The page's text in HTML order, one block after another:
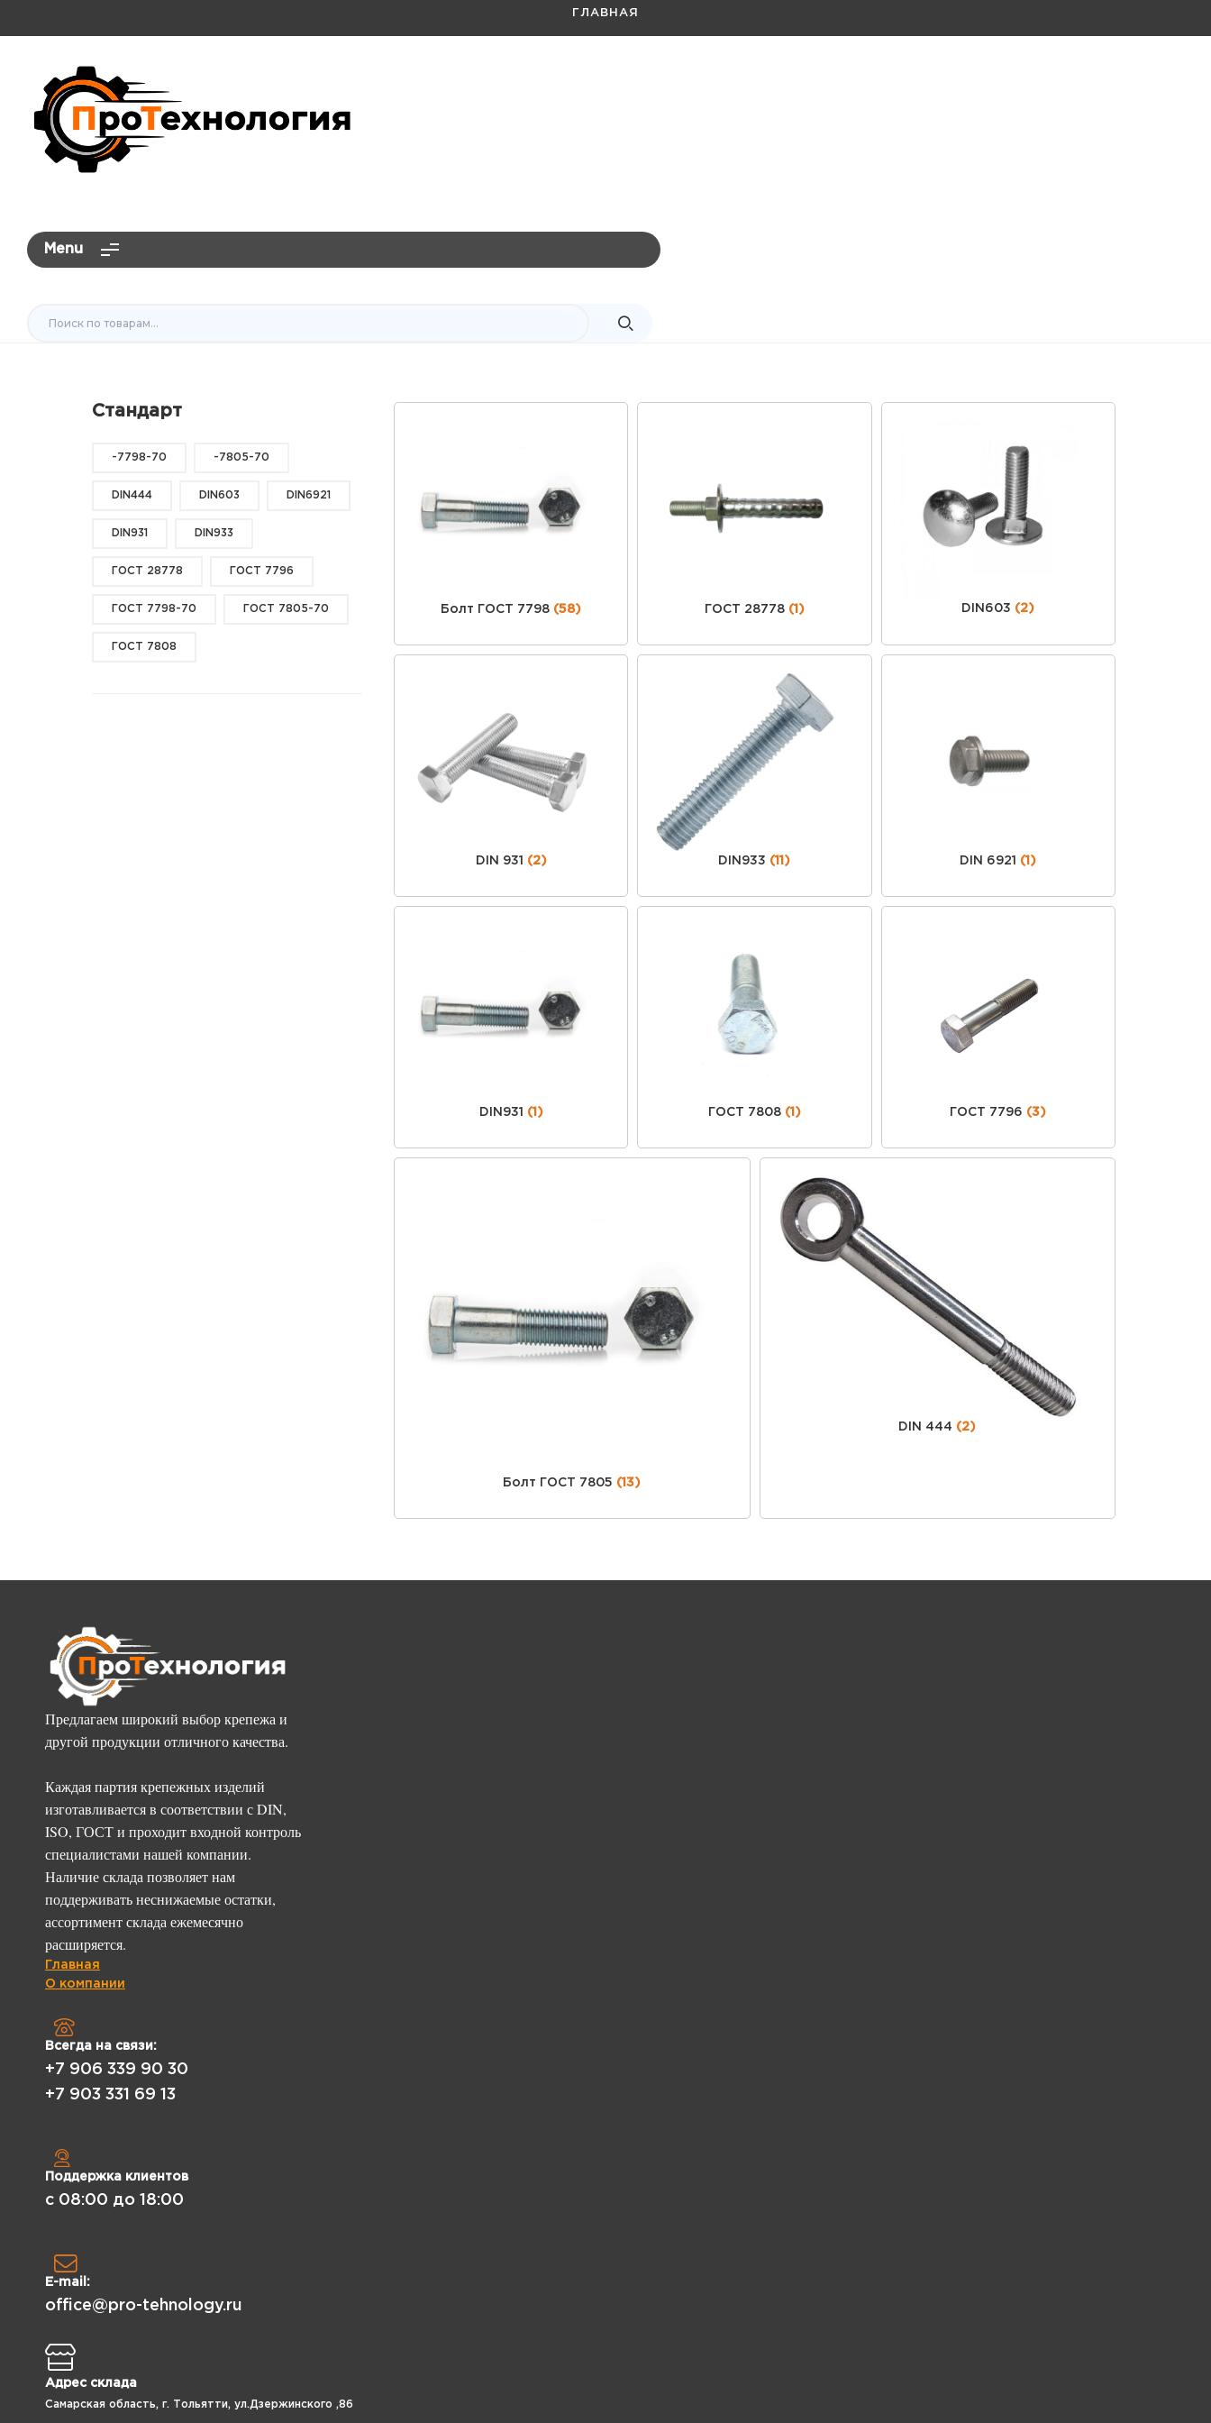
ГЛАВНАЯ
Menu
Болт ГОСТ 7798 (58) ГОСТ 28778 (1) DIN603 (2)
DIN 931 (2) DIN933 (11) DIN 6921 (1)
DIN931 (1) ГОСТ 7808 (1) ГОСТ 7796 (3)
Болт ГОСТ 7805 (13)
DIN 444 (2)
Стандарт
-7798-70 -7805-70
DIN444 DIN603 DIN6921
DIN931 DIN933
ГОСТ 28778 ГОСТ 7796
ГОСТ 7798-70 ГОСТ 7805-70
ГОСТ 7808
Предлагаем широкий выбор крепежа и
другой продукции отличного качества.
Каждая партия крепежных изделий
изготавливается в соответствии с DIN,
ISO, ГОСТ и проходит входной контроль
специалистами нашей компании.
Наличие склада позволяет нам
поддерживать неснижаемые остатки,
ассортимент склада ежемесячно
расширяется.
Главная
О компании
Всегда на связи:
+7 906 339 90 30
+7 903 331 69 13
Поддержка клиентов
с 08:00 до 18:00
E-mail:
office@pro-tehnology.ru
Адрес склада
Самарская область, г. Тольятти, ул.Дзержинского ,86